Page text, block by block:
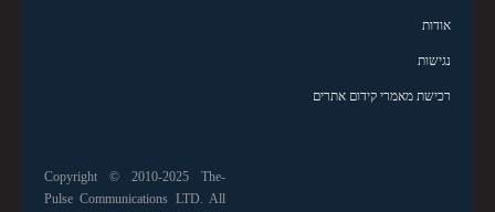
אודות
נגישות
רכישת מאמרי קידום אתרים
Copyright © 2010-2025 The-
Pulse Communications LTD. All